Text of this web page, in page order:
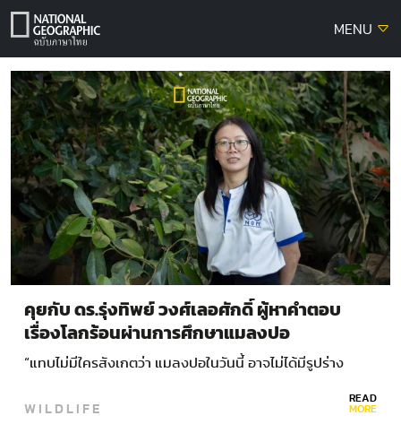
Skip
MENU
คุยกับ ดร.รุ่งทิพย์ วงศ์เลอศักดิ์ ผู้หาคำตอบ
เรื่องโลกร้อนผ่านการศึกษาแมลงปอ
“แทบไม่มีใครสังเกตว่า แมลงปอในวันนี้ อาจไม่ได้มีรูปร่าง
WILDLIFE READ
MORE